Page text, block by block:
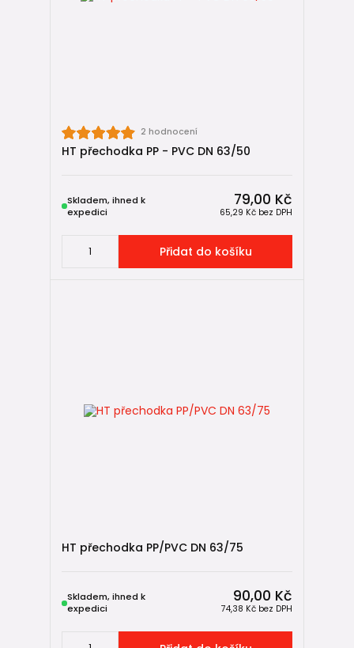
2 hodnocení
HT přechodka PP - PVC DN 63/50
79,00 Kč
65,29 Kč bez DPH
Skladem, ihned k
expedici
Přidat do košíku
HT přechodka PP/PVC DN 63/75
90,00 Kč
74,38 Kč bez DPH
Skladem, ihned k
expedici